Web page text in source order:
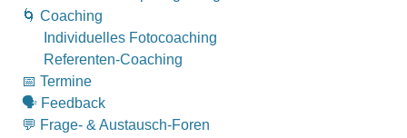
🌀 Coaching
Individuelles Fotocoaching
Referenten-Coaching
📅 Termine
🗣 Feedback
💬 Frage- & Austausch-Foren